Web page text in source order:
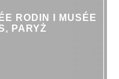
RODIN I MUSÉE
PARYŻ